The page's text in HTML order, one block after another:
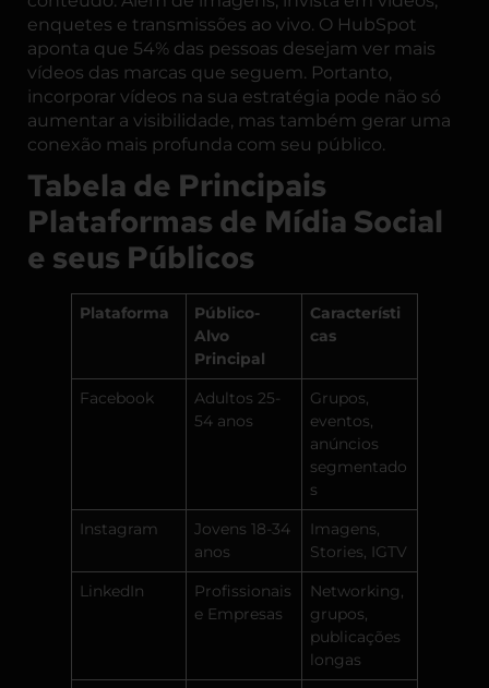
enquetes e transmissões ao vivo. O HubSpot
aponta que 54% das pessoas desejam ver mais
vídeos das marcas que seguem. Portanto,
incorporar vídeos na sua estratégia pode não só
aumentar a visibilidade, mas também gerar uma
conexão mais profunda com seu público.
Tabela de Principais
Plataformas de Mídia Social
e seus Públicos
Plataforma
Público-
Alvo
Principal
Característi
cas
Facebook
Adultos 25-
54 anos
Grupos,
eventos,
anúncios
segmentado
s
Instagram
Jovens 18-34
anos
Imagens,
Stories, IGTV
LinkedIn
Profissionais
e Empresas
Networking,
grupos,
publicações
longas